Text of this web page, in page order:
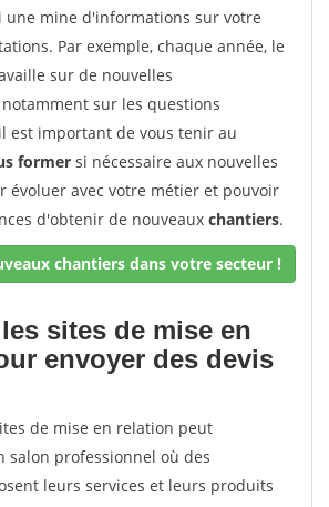
une mine d'informations sur votre
Par exemple, chaque année, le
sur de nouvelles
sur les questions
est important de vous tenir au
former si nécessaire aux nouvelles
évoluer avec votre métier et pouvoir
d'obtenir de nouveaux chantiers.
chantiers dans votre secteur !
sites de mise en
envoyer des devis
de mise en relation peut
salon professionnel où des
leurs services et leurs produits